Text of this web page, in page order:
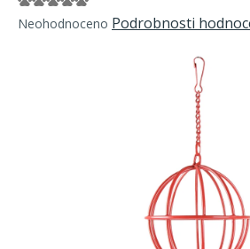
Průměrné
hodnocení
Neohodnoceno Podrobnosti